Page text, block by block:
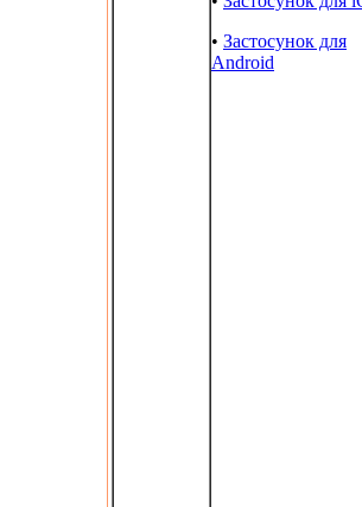
• Застосунок для
Android